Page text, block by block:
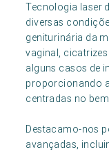
Tecnologia laser
diversas
geniturinária da
vaginal,
alguns casos de
proporcionando
centradas no
Destacamo-nos
avançadas,